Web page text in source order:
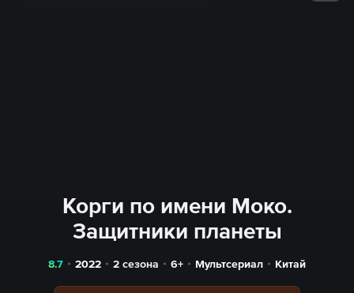
Корги по имени Моко.
Защитники планеты
8.7 2022 2 сезона 6+ Мультсериал Китай